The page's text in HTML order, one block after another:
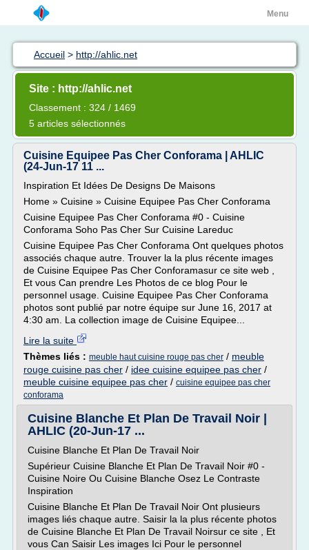
Menu
Accueil > http://ahlic.net
Site : http://ahlic.net
Classement : 324 / 1469
5 articles sélectionnés
Cuisine Equipee Pas Cher Conforama | AHLIC
(24-Jun-17 11 ...
Inspiration Et Idées De Designs De Maisons
Home » Cuisine » Cuisine Equipee Pas Cher Conforama
Cuisine Equipee Pas Cher Conforama #0 - Cuisine
Conforama Soho Pas Cher Sur Cuisine Lareduc
Cuisine Equipee Pas Cher Conforama Ont quelques photos
associés chaque autre. Trouver la la plus récente images
de Cuisine Equipee Pas Cher Conforamasur ce site web ,
Et vous Can prendre Les Photos de ce blog Pour le
personnel usage. Cuisine Equipee Pas Cher Conforama
photos sont publié par notre équipe sur June 16, 2017 at
4:30 am. La collection image de Cuisine Equipee...
Lire la suite
Thèmes liés : meuble haut cuisine rouge pas cher / meuble
rouge cuisine pas cher / idee cuisine equipee pas cher /
meuble cuisine equipee pas cher / cuisine equipee pas cher
conforama
Cuisine Blanche Et Plan De Travail Noir |
AHLIC (20-Jun-17 ...
Cuisine Blanche Et Plan De Travail Noir
Supérieur Cuisine Blanche Et Plan De Travail Noir #0 -
Cuisine Noire Ou Cuisine Blanche Osez Le Contraste
Inspiration
Cuisine Blanche Et Plan De Travail Noir Ont plusieurs
images liés chaque autre. Saisir la la plus récente photos
de Cuisine Blanche Et Plan De Travail Noirsur ce site , Et
vous Can Saisir Les images Ici Pour le personnel